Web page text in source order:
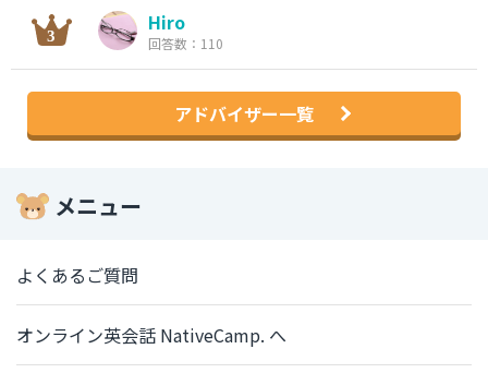
Hiro
回答数：110
アドバイザー一覧
メニュー
よくあるご質問
オンライン英会話 NativeCamp. へ